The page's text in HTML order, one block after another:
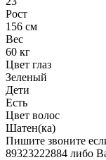
Рост
156 см
Вес
60 кг
Цвет глаз
Зеленый
Дети
Есть
Цвет волос
Шатен(ка)
Пишите звоните
89323222884 либо